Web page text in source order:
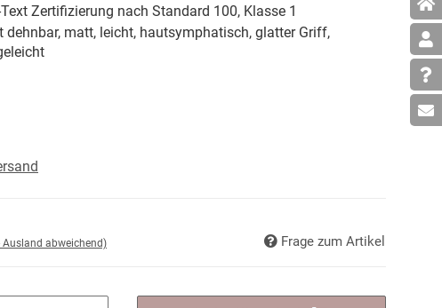
Zertifizierung nach Standard 100, Klasse 1
dehnbar, matt, leicht, hautsymphatisch, glatter Griff,
Ausland abweichend) Frage zum Artikel